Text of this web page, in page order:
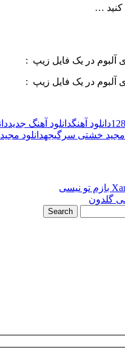
کنید …
آلبوم در یک فایل زیپ :
آلبوم در یک فایل زیپ :
دانلود آهنگدانلود آهنگ جدید
مجید خشتی سرگیجهدانلود
گلدون
Search